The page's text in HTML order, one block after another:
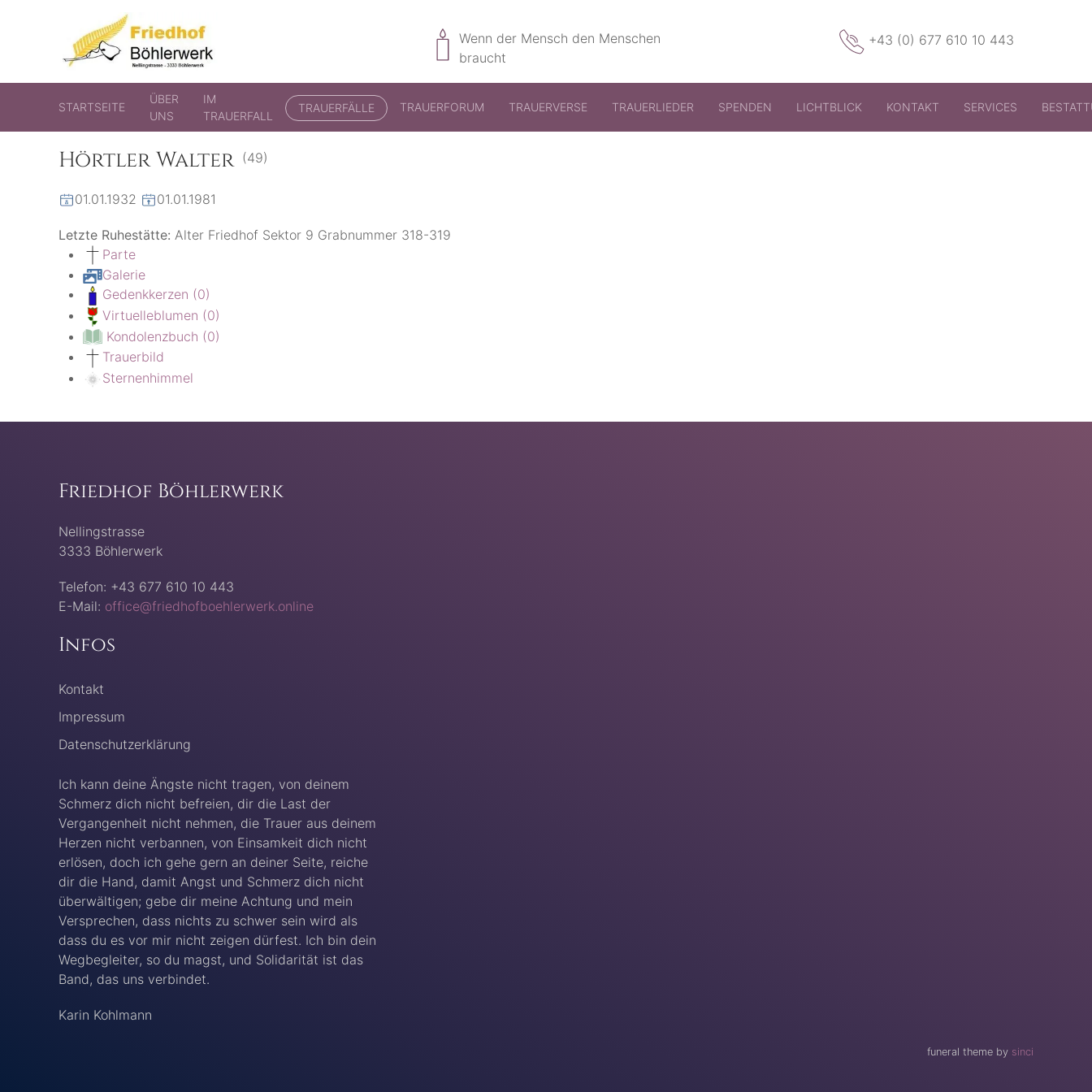
Friedhof Böhlerwerk
der virtuelle Friedhof von Böhlerwerk
Wenn der Mensch den Menschen
braucht
+43 (0) 677 610 10 443
STARTSEITE
ÜBER
UNS
IM
TRAUERFALL
TRAUERFÄLLE TRAUERFORUM TRAUERVERSE TRAUERLIEDER SPENDEN LICHTBLICK KONTAKT SERVICES
Hörtler Walter (49)
01.01.1932 01.01.1981
Letzte Ruhestätte: Alter Friedhof Sektor 9 Grabnummer 318-319
Parte
Galerie
Gedenkkerzen (0)
Virtuelleblumen (0)
Kondolenzbuch (0)
Trauerbild
Sternenhimmel
Friedhof Böhlerwerk
Nellingstrasse
3333 Böhlerwerk
Telefon: +43 677 610 10 443
E-Mail: office@friedhofboehlerwerk.online
Infos
Kontakt
Impressum
Datenschutzerklärung
Ich kann deine Ängste nicht tragen, von deinem
Schmerz dich nicht befreien, dir die Last der
Vergangenheit nicht nehmen, die Trauer aus deinem
Herzen nicht verbannen, von Einsamkeit dich nicht
erlösen, doch ich gehe gern an deiner Seite, reiche
dir die Hand, damit Angst und Schmerz dich nicht
überwältigen; gebe dir meine Achtung und mein
Versprechen, dass nichts zu schwer sein wird als
dass du es vor mir nicht zeigen dürfest. Ich bin dein
Wegbegleiter, so du magst, und Solidarität ist das
Band, das uns verbindet.
Karin Kohlmann
funeral theme by sinci